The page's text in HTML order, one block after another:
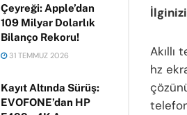
Çeyreği: Apple’dan
109 Milyar Dolarlık
Bilanço Rekoru!
31 TEMMUZ 2026
Kayıt Altında Sürüş:
EVOFONE’dan HP
Akıllı
hz